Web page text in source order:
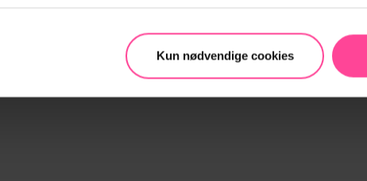
Kun nødvendige cookies